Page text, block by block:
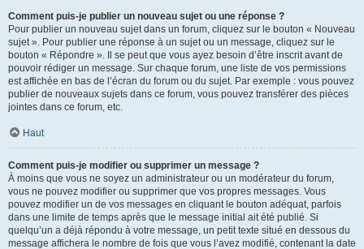
Comment puis-je publier un nouveau sujet ou une réponse ?
Pour publier un nouveau sujet dans un forum, cliquez sur le bouton « Nouveau
sujet ». Pour publier une réponse à un sujet ou un message, cliquez sur le
bouton « Répondre ». Il se peut que vous ayez besoin d’être inscrit avant de
pouvoir rédiger un message. Sur chaque forum, une liste de vos permissions
est affichée en bas de l’écran du forum ou du sujet. Par exemple : vous pouvez
publier de nouveaux sujets dans ce forum, vous pouvez transférer des pièces
jointes dans ce forum, etc.
Haut
Comment puis-je modifier ou supprimer un message ?
À moins que vous ne soyez un administrateur ou un modérateur du forum,
vous ne pouvez modifier ou supprimer que vos propres messages. Vous
pouvez modifier un de vos messages en cliquant le bouton adéquat, parfois
dans une limite de temps après que le message initial ait été publié. Si
quelqu’un a déjà répondu à votre message, un petit texte situé en dessous du
message affichera le nombre de fois que vous l’avez modifié, contenant la date